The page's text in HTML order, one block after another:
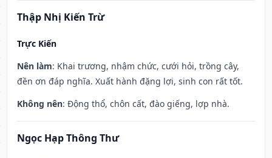
Thập Nhị Kiến Trừ
Trực Kiến
Nên làm: Khai trương, nhậm chức, cưới hỏi, trồng cây,
đền ơn đáp nghĩa. Xuất hành đặng lợi, sinh con rất tốt.
Không nên: Động thổ, chôn cất, đào giếng, lợp nhà.
Ngọc Hạp Thông Thư